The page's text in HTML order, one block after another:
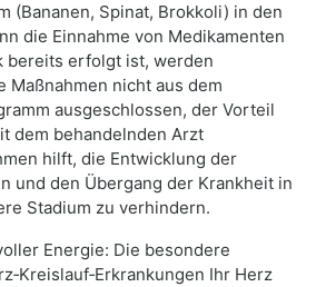
(Bananen, Spinat, Brokkoli) in den
die Einnahme von Medikamenten
bereits erfolgt ist, werden
Maßnahmen nicht aus dem
ausgeschlossen, der Vorteil
dem behandelnden Arzt
hilft, die Entwicklung der
und den Übergang der Krankheit in
Stadium zu verhindern.
Energie: Die besondere
Ihr Herz